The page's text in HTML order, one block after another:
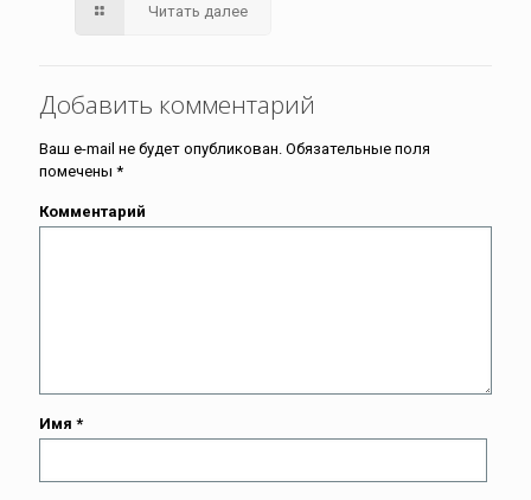
Читать далее
Добавить комментарий
Ваш e-mail не будет опубликован. Обязательные поля
помечены *
Комментарий
Имя *